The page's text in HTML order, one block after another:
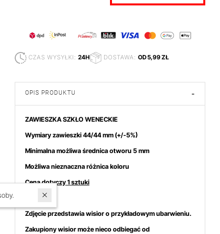
CZAS WYSYŁKI: 24H DOSTAWA: OD 5,99 ZŁ
OPIS PRODUKTU -
ZAWIESZKA SZKŁO WENECKIE
Wymiary zawieszki 44/44 mm(+/-5%)
Minimalna możliwa średnica otworu 5 mm
Możliwa nieznaczna różnica koloru
Cena dotyczy 1 sztuki
Zdjęcie przedstawia wisior o przykładowym ubarwieniu.
Zakupiony wisior może nieco odbiegać od
W ostatnich 7 dniach produktem interesują się